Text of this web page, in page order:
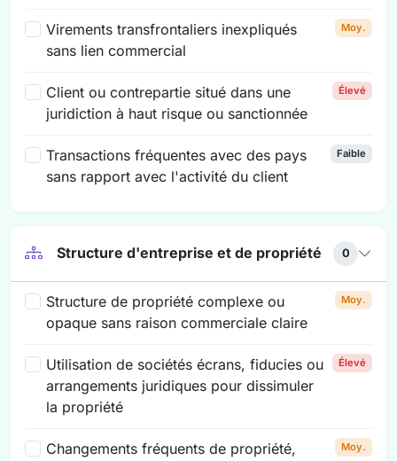
Virements transfrontaliers inexpliqués
sans lien commercial
Moy.
Client ou contrepartie situé dans une
juridiction à haut risque ou sanctionnée
Élevé
Transactions fréquentes avec des pays
sans rapport avec l'activité du client
Faible
Structure d'entreprise et de propriété 0
Structure de propriété complexe ou
opaque sans raison commerciale claire
Moy.
Utilisation de sociétés écrans, fiducies ou
arrangements juridiques pour dissimuler
la propriété
Élevé
Changements fréquents de propriété,
Moy.